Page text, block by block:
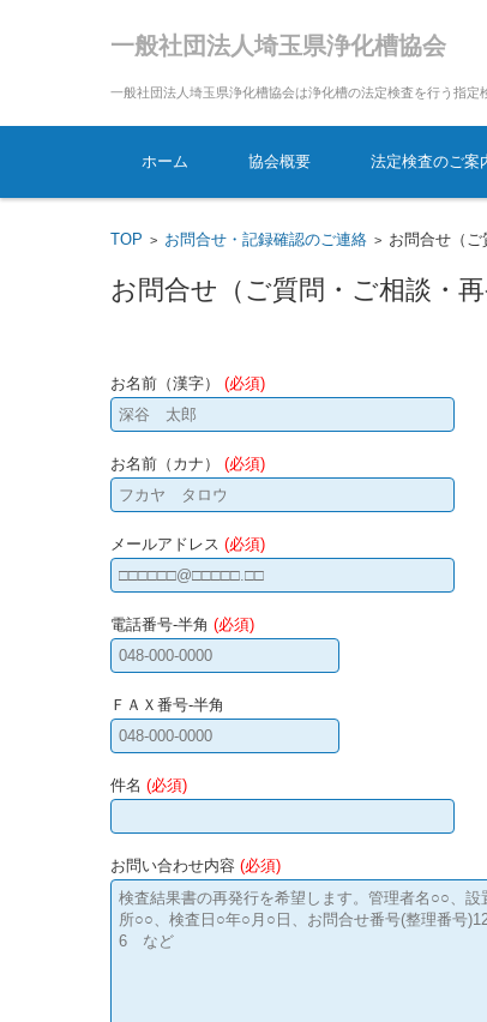
一般社団法人埼玉県浄化槽協会
一般社団法人埼玉県浄化槽協会は浄化槽の法定検査を行う指定
コンテンツに移動
ホーム
協会概要 法定検査のご案
TOP > お問合せ・記録確認のご連絡 > お問合せ（ご
お問合せ（ご質問・ご相談・再
お名前（漢字） (必須)
お名前（カナ） (必須)
メールアドレス (必須)
電話番号-半角 (必須)
ＦＡＸ番号-半角
件名 (必須)
お問い合わせ内容 (必須)